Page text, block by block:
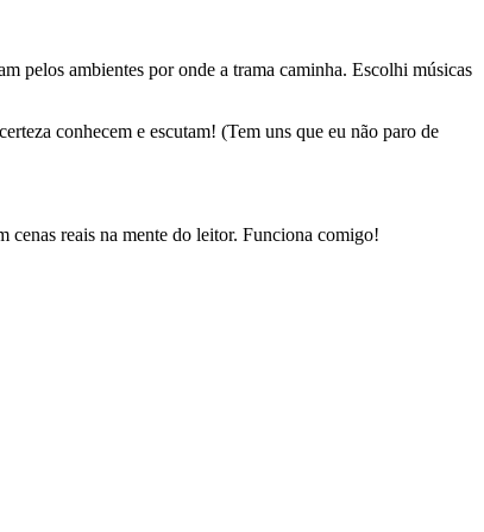
pelos ambientes por onde a trama caminha. Escolhi músicas
conhecem e escutam! (Tem uns que eu não paro de
cenas reais na mente do leitor. Funciona comigo!